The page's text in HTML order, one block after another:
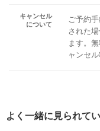
キャンセル
について
ご予約
された
ます。
ャンセ
よく一緒に見られて